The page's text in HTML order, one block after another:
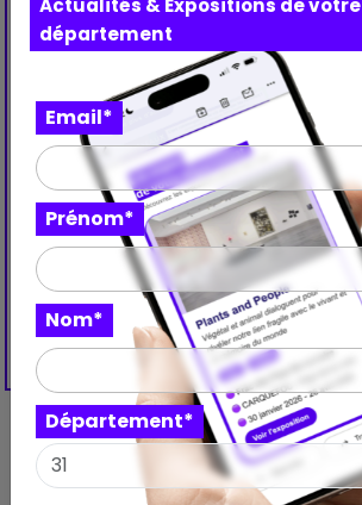
département
Email*
Prénom*
Nom*
Département*